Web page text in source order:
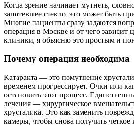
Когда зрение начинает мутнеть,
запотевшее стекло, это может быть
Многие пациенты сразу задаются
операция в Москве и от чего зависит
клиники, я объясню это простым и
Почему операция необходима
Катаракта — это помутнение
временем прогрессирует. Очки или
остановить этот процесс.
лечения — хирургическое
хрусталика. Это как заменить
камеры, чтобы снова получить четкое